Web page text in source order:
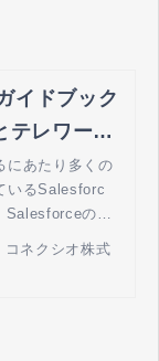
イドブック
テレワーク
ライン by
にあたり多くの
いるSalesforc
Salesforceの特
また実際のユー
活用方法につい
コネクシオ株式